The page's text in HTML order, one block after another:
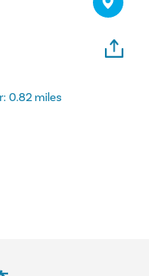
0.82 miles